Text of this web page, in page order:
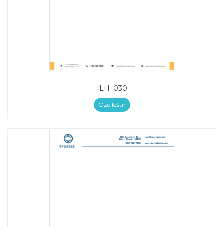
ILH_030
Özelleştir